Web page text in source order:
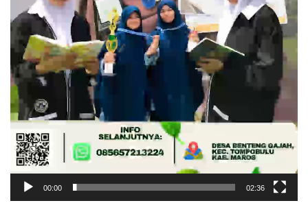
00:00 02:36